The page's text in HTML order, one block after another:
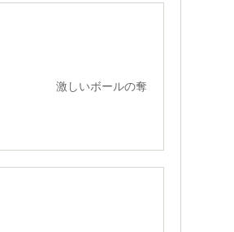
激しいボールの奪